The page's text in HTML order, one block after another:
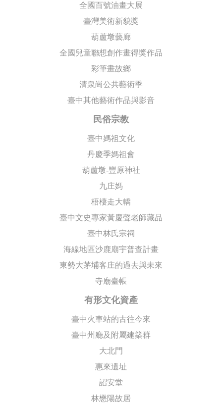
全國百號油畫大展
臺灣美術新貌獎
葫蘆墩藝廊
全國兒童聯想創作畫得獎作品
彩筆畫故鄉
清泉崗公共藝術季
臺中其他藝術作品與影音
民俗宗教
臺中媽祖文化
丹慶季媽祖會
葫蘆墩-豐原神社
九庄媽
梧棲走大轎
臺中文史專家黃慶聲老師藏品
臺中林氏宗祠
海線地區沙鹿廟宇普查計畫
東勢大茅埔客庄的過去與未來
寺廟臺帳
有形文化資產
臺中火車站的古往今來
臺中州廳及附屬建築群
大北門
惠來遺址
詔安堂
林懋陽故居